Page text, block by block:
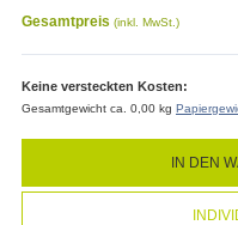
Gesamtpreis (inkl. MwSt.)
Keine versteckten Kosten:
Gesamtgewicht ca. 0,00 kg
IN DEN